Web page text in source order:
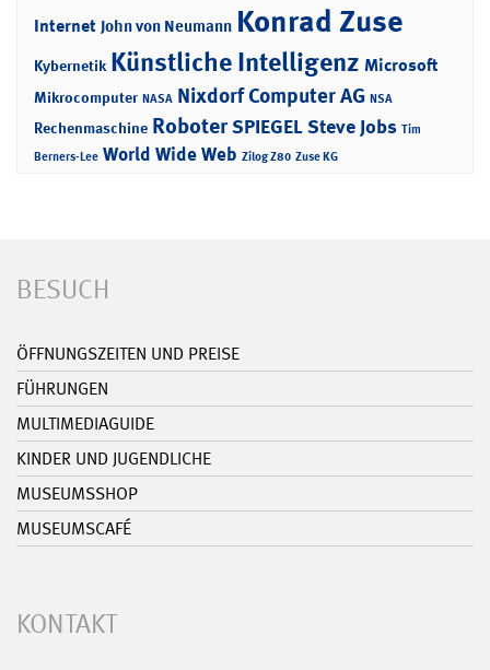
Internet John von Neumann Konrad Zuse
Kybernetik Künstliche Intelligenz Microsoft
Mikrocomputer NASA Nixdorf Computer AG NSA
Rechenmaschine RoboterSPIEGELSteve Jobs Tim
Berners-Lee World Wide Web Zilog Z80 Zuse KG
BESUCH
ÖFFNUNGSZEITEN UND PREISE
FÜHRUNGEN
MULTIMEDIAGUIDE
KINDER UND JUGENDLICHE
MUSEUMSSHOP
MUSEUMSCAFÉ
KONTAKT